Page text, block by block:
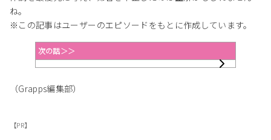
ね。
※この記事はユーザーのエピソードをもとに作成しています。
次の話＞＞
（Grapps編集部）
【PR】